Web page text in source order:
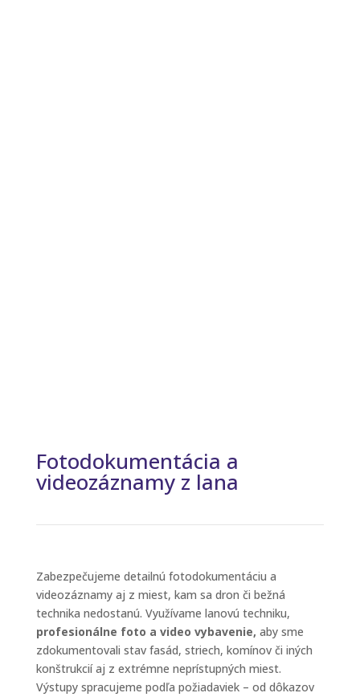
Fotodokumentácia a
videozáznamy z lana
Zabezpečujeme detailnú fotodokumentáciu a
videozáznamy aj z miest, kam sa dron či bežná
technika nedostanú. Využívame lanovú techniku,
profesionálne foto a video vybavenie, aby sme
zdokumentovali stav fasád, striech, komínov či iných
konštrukcií aj z extrémne neprístupných miest.
Výstupy spracujeme podľa požiadaviek – od dôkazov